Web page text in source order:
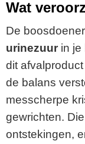
Wat
De
urinezuur in je
dit
de balans
messcherpe
gewrichten.
ontstekingen,